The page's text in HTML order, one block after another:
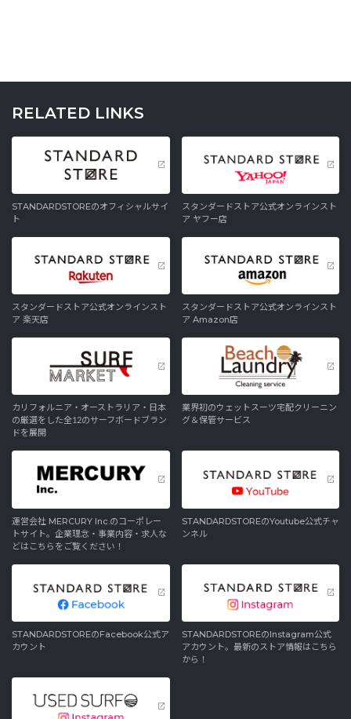
RELATED LINKS
STANDARDSTOREのオフィシャルサイ
ト
スタンダードストア公式オンラインスト
ア ヤフー店
スタンダードストア公式オンラインスト
ア 楽天店
スタンダードストア公式オンラインスト
ア Amazon店
カリフォルニア・オーストラリア・日本
の厳選をした全12のサーフボードブラン
ドを展開
業界初のウェットスーツ宅配クリーニン
グ＆保管サービス
運営会社 MERCURY Inc.のコーポレー
トサイト。企業理念・事業内容・求人な
どはこちらをご覧ください！
STANDARDSTOREのYoutube公式チャ
ンネル
STANDARDSTOREのFacebook公式ア
カウント
STANDARDSTOREのInstagram公式
アカウント。最新のストア情報はこちら
から！